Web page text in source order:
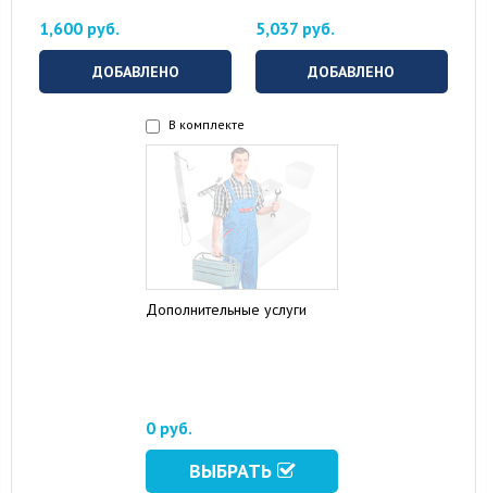
16 August 2024
1,600 руб.
ДОБАВЛЕНО
5,037 руб.
ДОБАВЛЕНО
В комплекте
Дополнительные услуги
0 руб.
ВЫБРАТЬ